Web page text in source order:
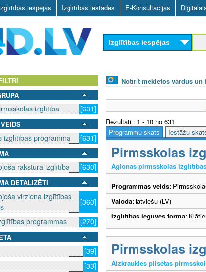
Skip
to
main
content
iespējas Izglītības iestādes E-Konsultācijas
Izglītības iespējas
izglītība [631]
izglītības programma [631]
rakstura izglītība [630]
DETALIZĒTI
virziena izglītības
[360]
programmas
[270]
[39]
[33]
Notīrīt meklētos vārdus un
Rezultāti : 1 - 10 no 631
Programmu skats
Iestāžu
Pirmsskolas
Aglonas pirmsskolas
Programmas veids:
Valoda:latviešu (LV)
Izglītības ieguves forma:
Pirmsskolas
Aizkraukles pilsētas